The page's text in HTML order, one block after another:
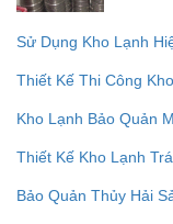
Sử Dụng Kho Lạnh
Thiết Kế Thi Công
Kho Lạnh Bảo Quản
Thiết Kế Kho Lạnh
Bảo Quản Thủy Hải